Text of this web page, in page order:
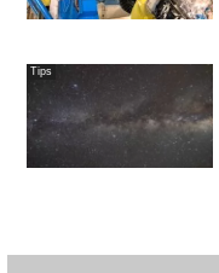
Tips